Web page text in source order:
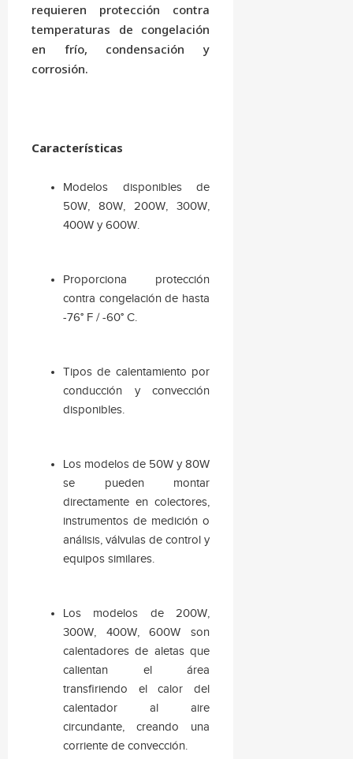
requieren protección contra
temperaturas de congelación
en frío, condensación y
corrosión.
Características
Modelos disponibles de
50W, 80W, 200W, 300W,
400W y 600W.
Proporciona protección
contra congelación de hasta
-76° F / -60° C.
Tipos de calentamiento por
conducción y convección
disponibles.
Los modelos de 50W y 80W
se pueden montar
directamente en colectores,
instrumentos de medición o
análisis, válvulas de control y
equipos similares.
Los modelos de 200W,
300W, 400W, 600W son
calentadores de aletas que
calientan el área
transfiriendo el calor del
calentador al aire
circundante, creando una
corriente de convección.